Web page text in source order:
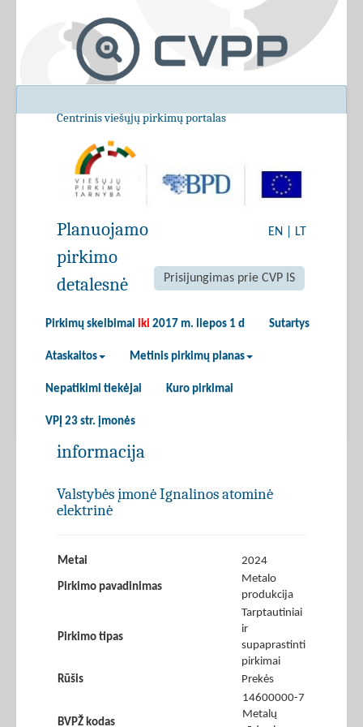
Centrinis viešųjų pirkimų portalas
EN LT
Prisijungimas prie CVP IS
Pirkimų skelbimai iki 2017 m. liepos 1 d Sutartys
Ataskaitos Metinis pirkimų planas
Nepatikimi tiekėjai Kuro pirkimai
VPĮ 23 str. įmonės
Planuojamo
pirkimo
detalesnė
informacija
Valstybės įmonė Ignalinos atominė
elektrinė
Metai 2024
Pirkimo pavadinimas
Metalo
produkcija
Pirkimo tipas
Tarptautiniai
ir
supaprastinti
pirkimai
Rūšis
Prekės
BVPŽ kodas
14600000-7
Metalų